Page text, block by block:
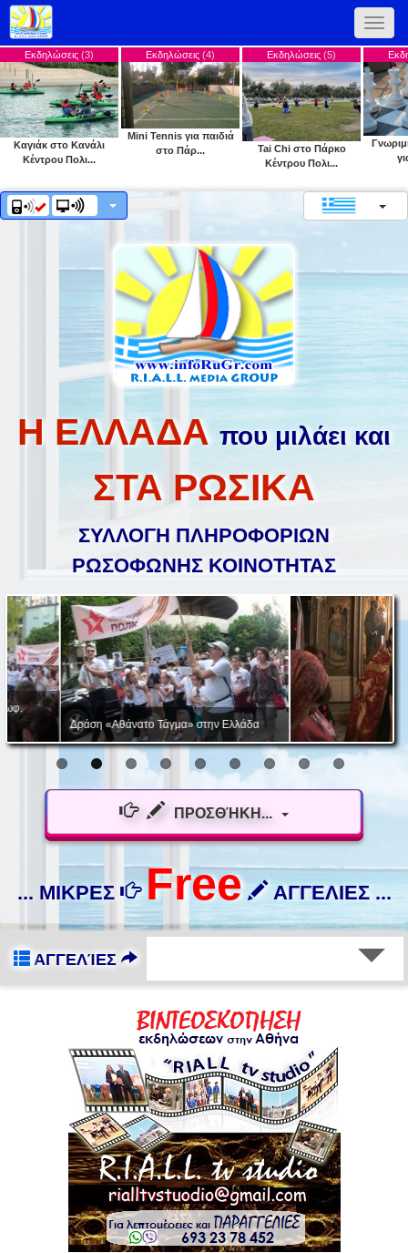
Toggle
(3)
Κανάλι
Πολι...
Εκδηλώσεις(4)
Mini Tennis για παιδιά
στο Πάρ...
Εκδηλώσεις(5)
Tai Chi στο Πάρκο
Κέντρου Πολι...
Εκδηλώσεις(6)
Γνωριμία με το
Η ΕΛΛΑΔΑ που μιλάει και
ΣΤΑ ΡΩΣΙΚΑ
ΣΥΛΛΟΓΗ ΠΛΗΡΟΦΟΡΙΩΝ
ΡΩΣΟΦΩΝΗΣ ΚΟΙΝΟΤΗΤΑΣ
Δράση «Αθάνατο Τάγμα» στην Ελλάδα
ΠΡΟΣΘΉΚΗ...
... ΜΙΚΡΕΣ Free ΑΓΓΕΛΙΕΣ ...
ΑΓΓΕΛΊΕΣ